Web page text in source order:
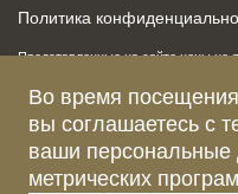
Во время
вы соглашаетесь с
ваши персональные
метрических
Политика
Представленные на сайте цены не
быть изменены в любое время без
подробной информации о
обращаться к менеджерам по
Зарегистрированное название